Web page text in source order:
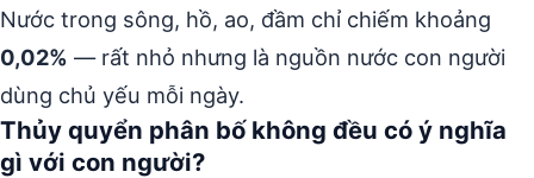
Nước trong sông, hồ, ao, đầm chỉ chiếm khoảng
0,02% — rất nhỏ nhưng là nguồn nước con người
dùng chủ yếu mỗi ngày.
Thủy quyển phân bố không đều có ý nghĩa
gì với con người?